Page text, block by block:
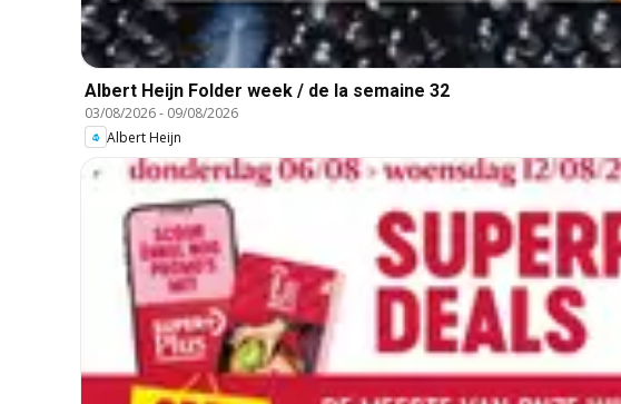
Albert Heijn Folder week / de la semaine 32
03/08/2026- 09/08/2026
Albert Heijn